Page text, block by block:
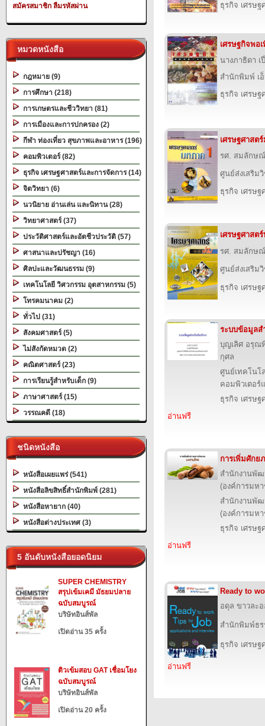
สมัครสมาชิก ลืมรหัสผ่าน
หมวดหนังสือ
กฎหมาย (9)
การศึกษา (218)
การเกษตรและชีววิทยา (81)
การเมืองและการปกครอง (2)
กีฬา ท่องเที่ยว สุขภาพและอาหาร (196)
คอมพิวเตอร์ (82)
ธุรกิจ เศรษฐศาสตร์และการจัดการ (14)
จิตวิทยา (6)
นวนิยาย อ่านเล่น และนิทาน (28)
วิทยาศาสตร์ (37)
ประวัติศาสตร์และอัตชีวประวัติ (57)
ศาสนาและปรัชญา (16)
ศิลปะและวัฒนธรรม (9)
เทคโนโลยี วิศวกรรม อุตสาหกรรม (5)
โทรคมนาคม (2)
ทั่วไป (31)
สังคมศาสตร์ (5)
ไม่สังกัดหมวด (2)
คณิตศาสตร์ (23)
การเรียนรู้สำหรับเด็ก (9)
ภาษาศาสตร์ (15)
วรรณคดี (18)
ชนิดหนังสือ
หนังสือเผยแพร่ (541)
หนังสือลิขสิทธิ์สำนักพิมพ์ (281)
หนังสือหายาก (40)
หนังสือต่างประเทศ (3)
5 อันดับหนังสือยอดนิยม
SUPER CHEMISTRY
สรุปเข้มเคมี มัธยมปลาย
ฉบับสมบูรณ์
บริษัทอินส์พัล
เปิดอ่าน 35 ครั้ง
ติวเข้มสอบ GAT เชื่อมโยง
ฉบับสมบูรณ์
บริษัทอินส์พัล
เปิดอ่าน 20 ครั้ง
ธุรกิจ เศรษฐ
เศรษฐกิจพอเ
นางภาธิดา เ
สำนักพิมพ์ เ
ธุรกิจ เศรษฐ
เศรษฐศาสต
รศ. สมลักษ
ศูนย์ส่งเสริม
ธุรกิจ เศรษฐ
เศรษฐศาสต
รศ. สมลักษ
ศูนย์ส่งเสริม
ธุรกิจ เศรษฐ
ระบบข้อมูลส
บุญเลิศ อรุณ
กุศล
ศูนย์เทคโนโ
คอมพิวเตอร์
ธุรกิจ เศรษฐ
อ่านฟรี
การเพิ่มศักย
สำนักงานพัฒ
(องค์การมห
สำนักงานพัฒ
(องค์การมห
ธุรกิจ เศรษฐ
อ่านฟรี
Ready to
อดุล ขาวละ
สำนักพิมพ์ธ
ธุรกิจ เศรษฐ
อ่านฟรี